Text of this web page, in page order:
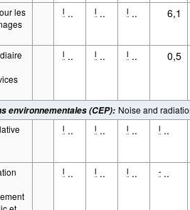
les
l .. l .. l .. 6,1
l .. l .. l .. 0,5
environnementales (CEP): Noise and
l .. l .. l .. l ..
l .. l .. l .. - ..